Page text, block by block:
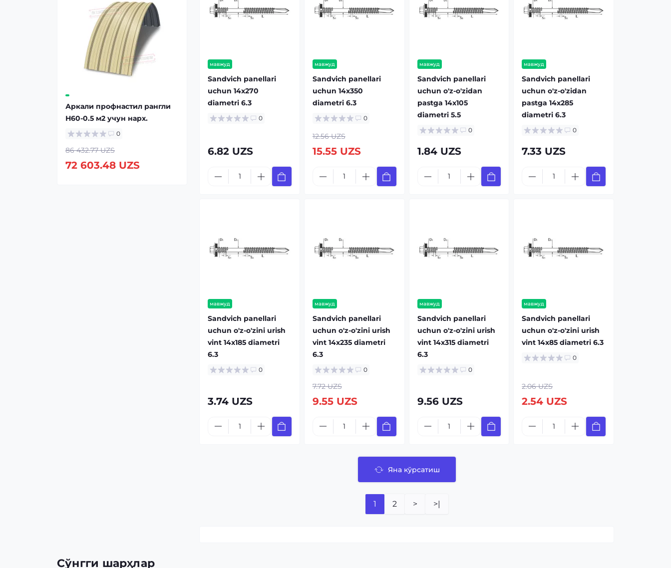
Аркали профнастил рангли
Н60-0.5 м2 учун нарх.
0
86 432.77 UZS
72 603.48 UZS
мавжуд
Sandvich panellari
uchun 14x270
diametri 6.3
0
6.82 UZS
мавжуд
Sandvich panellari
uchun 14x350
diametri 6.3
0
12.56 UZS
15.55 UZS
мавжуд
Sandvich panellari
uchun o'z-o'zidan
pastga 14x105
diametri 5.5
0
1.84 UZS
мавжуд
Sandvich panellari
uchun o'z-o'zidan
pastga 14x285
diametri 6.3
0
7.33 UZS
мавжуд
Sandvich panellari
uchun o'z-o'zini urish
vint 14x185 diametri
6.3
0
3.74 UZS
мавжуд
Sandvich panellari
uchun o'z-o'zini urish
vint 14x235 diametri
6.3
0
7.72 UZS
9.55 UZS
мавжуд
Sandvich panellari
uchun o'z-o'zini urish
vint 14x315 diametri
6.3
0
9.56 UZS
мавжуд
Sandvich panellari
uchun o'z-o'zini urish
vint 14x85 diametri 6.3
0
2.06 UZS
2.54 UZS
Яна кўрсатиш
1 2 > >|
Сўнгги шарҳлар